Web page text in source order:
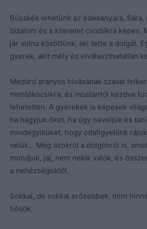
Büszkék lehetünk az édesanyára,
bizalom és a szeretet csodákra képes.
jár volna közöttünk, aki tette a dolgát.
gyerek, akit mély és elválaszthatatlan
Medárd aranyos hívásának szavai
mentőkocsikra, és mostantól kezdve
lehetetlen. A gyerekek is képesek
ha hagyjuk őket, ha úgy neveljük és
mindegyiküket, hogy odafigyelünk
velük… Még azokról a dolgokról is,
mondjuk, jaj, nem nekik valók, és
a nehézségektől.
Sokkal, de sokkal erősebbek, mint
hősök.